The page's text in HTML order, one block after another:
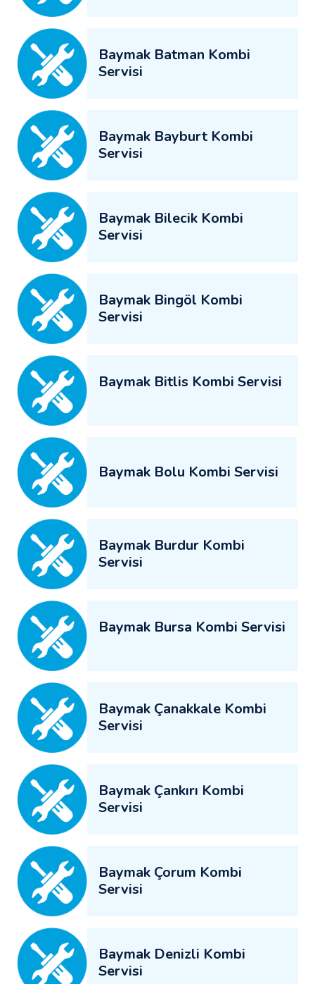
Baymak Batman Kombi
Servisi
Baymak Bayburt Kombi
Servisi
Baymak Bilecik Kombi
Servisi
Baymak Bingöl Kombi
Servisi
Baymak Bitlis Kombi Servisi
Baymak Bolu Kombi Servisi
Baymak Burdur Kombi
Servisi
Baymak Bursa Kombi Servisi
Baymak Çanakkale Kombi
Servisi
Baymak Çankırı Kombi
Servisi
Baymak Çorum Kombi
Servisi
Baymak Denizli Kombi
Servisi